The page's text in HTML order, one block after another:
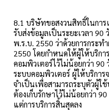
8.1 บริษัทขอสงวนสิทธิ์ในการ
รับส่งข้อมูลเป็นระยะเวลา 90
พ.ร.บ. 2550 ว่าด้วยการกระท
2550 โดยกำหนดให้ผู้ให้บริกา
คอมพิวเตอร์ไว้ไม่น้อยกว่า
ระบบคอมพิวเตอร์ ผู้ให้บริการ
จำเป็นเพื่อสามารถระบุตัวผู้ใ
ต้องเก็บรักษาไว้ไม่น้อยกว่า
แต่การบริการสิ้นสุดลง